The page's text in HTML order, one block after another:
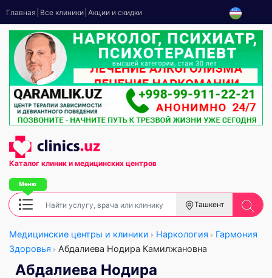
Главная Все клиники Акции и скидки
Каталог клиник и медицинских центров
Ташкент
Медицинские центры и клиники Наркология
Гармония
Здоровья
Абдалиева Нодира Камилжановна
Абдалиева Нодира